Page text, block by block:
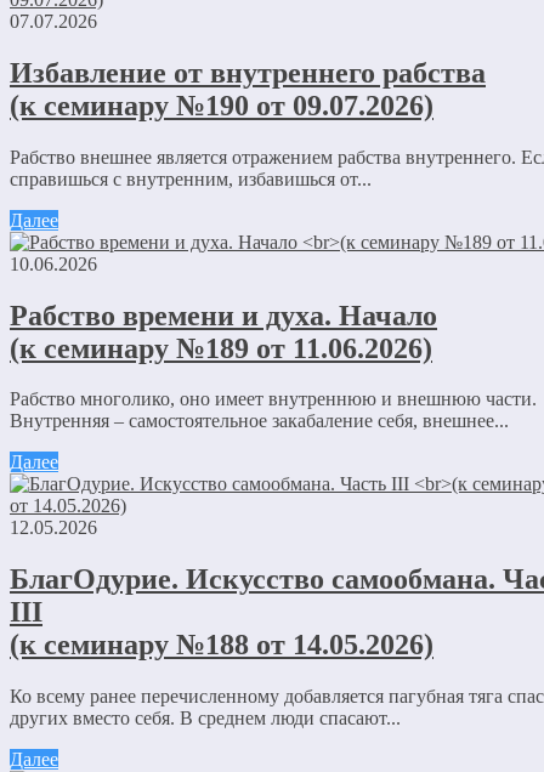
07.07.2026
Избавление от внутреннего рабства
(к семинару №190 от 09.07.2026)
Рабство внешнее является отражением рабства внутреннего.
справишься с внутренним, избавишься от...
Далее
10.06.2026
Рабство времени и духа. Начало
(к семинару №189 от 11.06.2026)
Рабство многолико, оно имеет внутреннюю и внешнюю части.
Внутренняя – самостоятельное закабаление себя, внешнее...
Далее
12.05.2026
БлагОдурие. Искусство самообмана.
III
(к семинару №188 от 14.05.2026)
Ко всему ранее перечисленному добавляется пагубная тяга
других вместо себя. В среднем люди спасают...
Далее